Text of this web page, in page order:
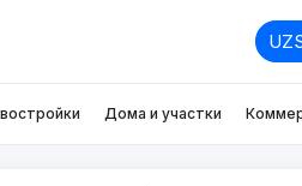
Дома и участки